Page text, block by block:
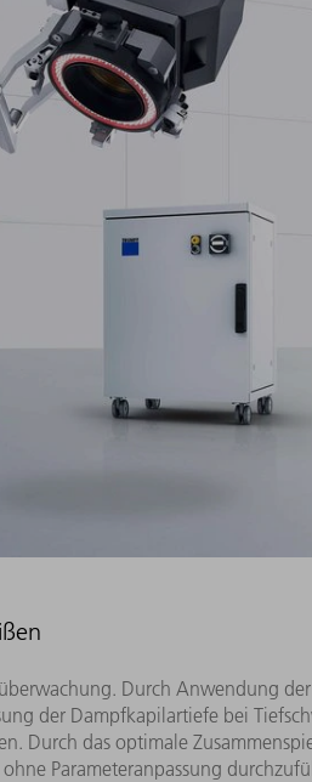
Durch Anwendung
der Dampfkapilartiefe bei
Durch das optimale
Parameteranpassung